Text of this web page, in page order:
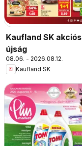
Kaufland SK akciós
újság
08.06. - 2026.08.12.
Kaufland SK